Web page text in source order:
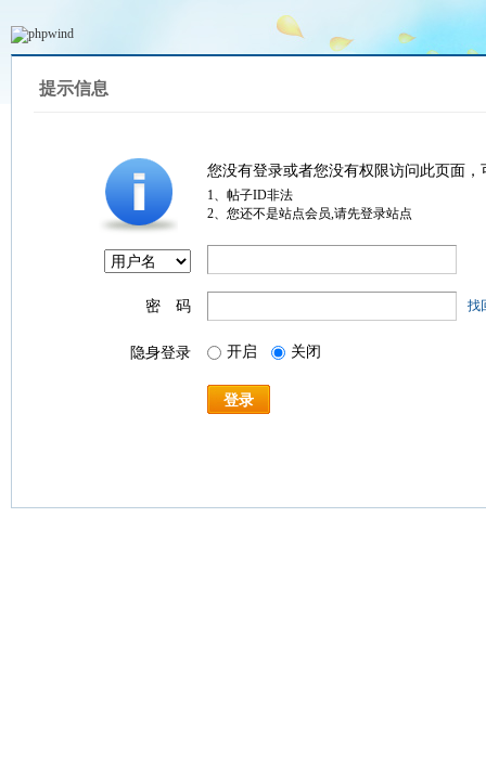
提示信息
您没有登录或者您没有权限访问此页面
1、帖子ID非法
2、您还不是站点会员,请先登录站点
密 码 找
隐身登录 开启 关闭
登录